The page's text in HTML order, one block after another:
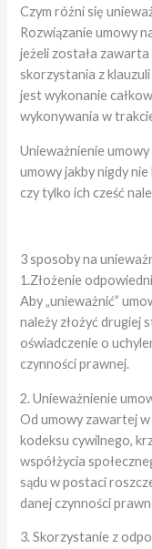
Czym różni się
Rozwiązanie umowy
jeżeli została
skorzystania z
jest wykonanie
wykonywania w
Unieważnienie
umowy jakby nigdy
czy tylko ich cześć
3 sposoby na
1.Złożenie
Aby „unieważnić”
należy złożyć
oświadczenie o
czynności prawnej.
2. Unieważnienie
Od umowy zawartej
kodeksu cywilnego,
współżycia
sądu w postaci
danej czynności
3. Skorzystanie z